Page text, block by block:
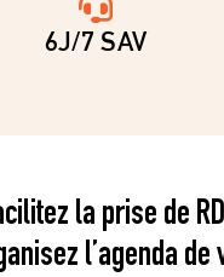
6J/7 SAV
la prise de
l’agenda de